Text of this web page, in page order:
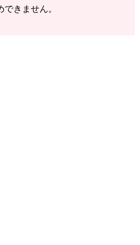
きません。